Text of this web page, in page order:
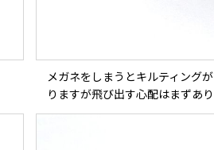
メガネをしまうとキルティング
りますが飛び出す心配はまずあ